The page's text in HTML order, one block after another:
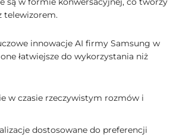
telewizorem.
innowacje AI firmy Samsung w
łatwiejsze do wykorzystania niż
w czasie rzeczywistym rozmów i
dostosowane do preferencji